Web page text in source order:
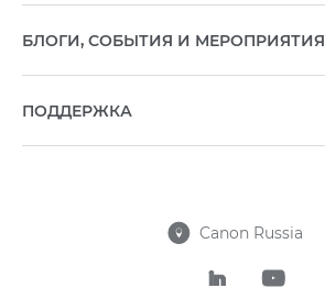
БЛОГИ, СОБЫТИЯ И МЕРОПРИЯТИЯ
ПОДДЕРЖКА
 Canon Russia
 